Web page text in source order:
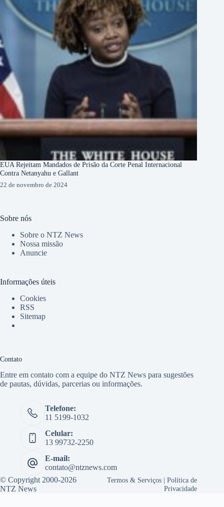
EUA Rejeitam Mandados de Prisão da Corte Penal Internacional
Contra Netanyahu e Gallant
22 de novembro de 2024
Sobre nós
Sobre o NTZ News
Nossa missão
Anuncie
Informações úteis
Cookies
RSS
Sitemap
Contato
Entre em contato com a equipe do NTZ News para sugestões
de pautas, dúvidas, parcerias ou informações.
Telefone:
11 5199-1032
Celular:
13 99732-2250
E-mail:
contato@ntznews.com
© Copyright 2000-2026
NTZ News
Termos & Serviços |Política de
Privacidade